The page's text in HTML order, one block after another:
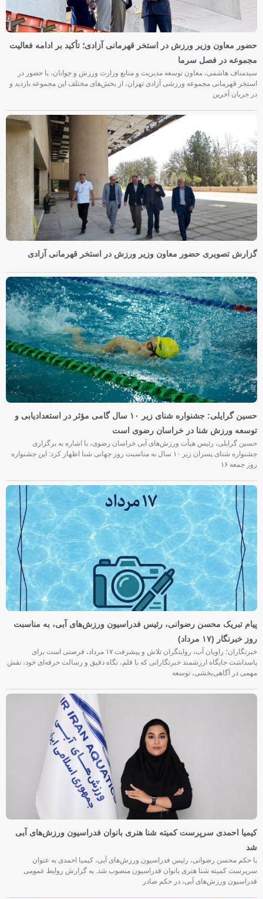
حضور معاون وزیر ورزش در استخر قهرمانی آزادی؛ تأکید بر ادامه فعالیت
مجموعه در فصل سرما
سیدمناف هاشمی، معاون توسعه مدیریت و منابع وزارت ورزش و جوانان، با حضور در
استخر قهرمانی مجموعه ورزشی آزادی تهران، از بخش‌های مختلف این مجموعه بازدید و
در جریان آخرین
گزارش تصویری حضور معاون وزیر ورزش در استخر قهرمانی آزادی
حسین گرایلی: جشنواره شنای زیر ۱۰ سال گامی مؤثر در استعدادیابی و
توسعه ورزش شنا در خراسان رضوی است
حسین گرایلی، رئیس هیأت ورزش‌های آبی خراسان رضوی، با اشاره به برگزاری
جشنواره شنای پسران زیر ۱۰ سال به مناسبت روز جهانی شنا اظهار کرد: این جشنواره
روز جمعه‌ ۱۶
پیام تبریک محسن رضوانی، رئیس فدراسیون ورزش‌های آبی، به مناسبت
روز خبرنگار (۱۷ مرداد)
خبرنگاران؛ راویان آب، روایتگران تلاش و پیشرفت ۱۷ مرداد، فرصتی است برای
پاسداشت جایگاه ارزشمند خبرنگارانی که با قلم، نگاه دقیق و رسالت حرفه‌ای خود، نقش
مهمی در آگاهی‌بخشی، توسعه
کیمیا احمدی سرپرست کمیته شنا هنری بانوان فدراسیون ورزش‌های آبی
شد
با حکم محسن رضوانی، رئیس فدراسیون ورزش‌های آبی، کیمیا احمدی به عنوان
سرپرست کمیته شنا هنری بانوان فدراسیون منصوب شد. به گزارش روابط عمومی
فدراسیون ورزش‌های آبی، در حکم صادر